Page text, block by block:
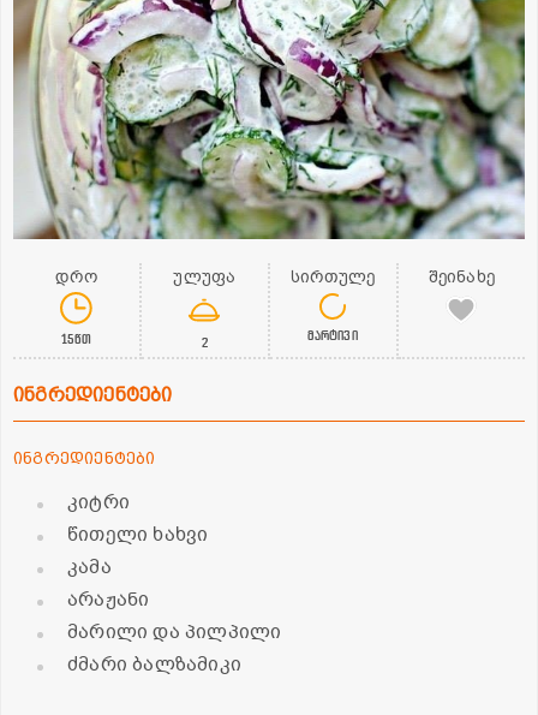
დრო
15წთ
ულუფა
2
სირთულე
მარტივი
შეინახე
ინგრედიენტები
ინგრედიენტები
კიტრი
წითელი ხახვი
კამა
არაჟანი
მარილი და პილპილი
ძმარი ბალზამიკი